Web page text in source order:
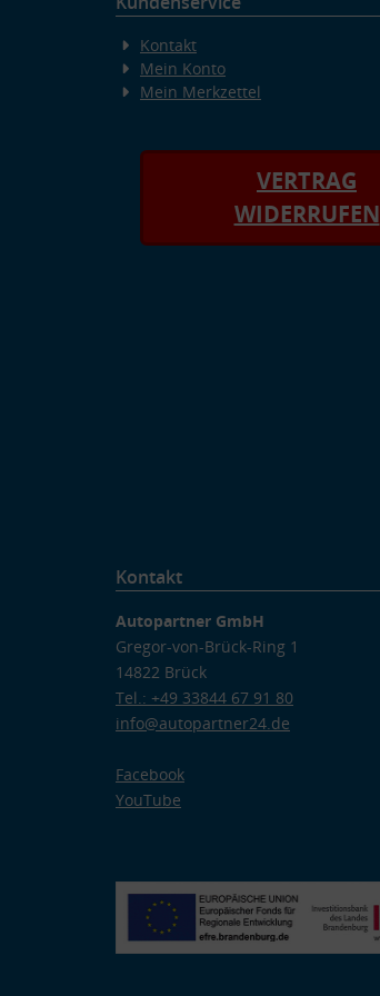
Kontakt
Mein Konto
Mein Merkzettel
VERTRAG
WIDERRUFEN
Kontakt
Autopartner GmbH
Gregor-von-Brück-Ring 1
14822 Brück
Tel.: +49 33844 67 91 80
info@autopartner24.de
Facebook
YouTube